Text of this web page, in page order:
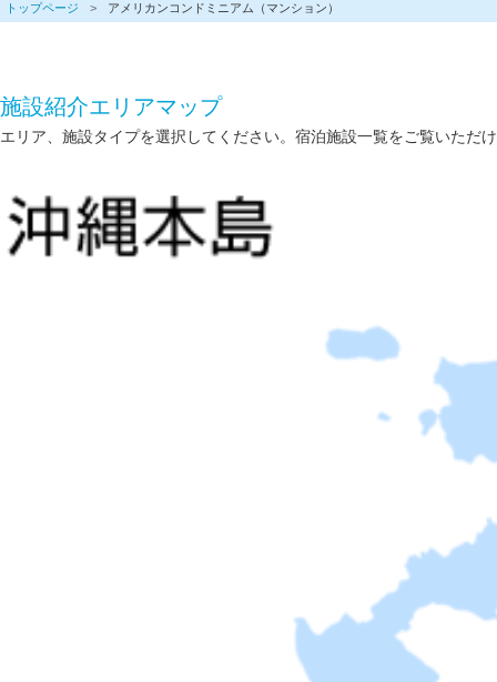
トップページ アメリカンコンドミニアム（マンション）
施設紹介エリアマップ
エリア、施設タイプを選択してください。宿泊施設一覧をご覧いただ